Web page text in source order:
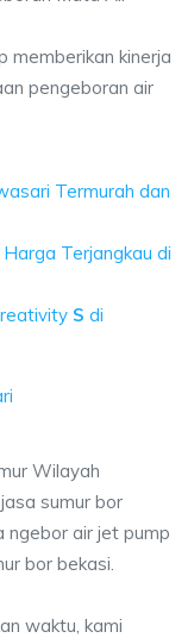
memberikan kinerja
pengeboran air
Termurah dan
Terjangkau di
S di
Wilayah
sumur bor
ngebor air jet pump
bor bekasi.
waktu, kami